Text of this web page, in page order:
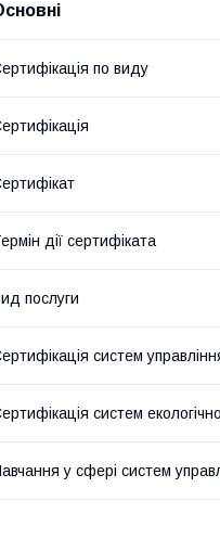
по виду
дії сертифіката
послуги
систем
систем
у сфері систем